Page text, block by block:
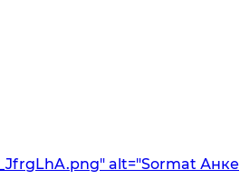
alt="Sormat